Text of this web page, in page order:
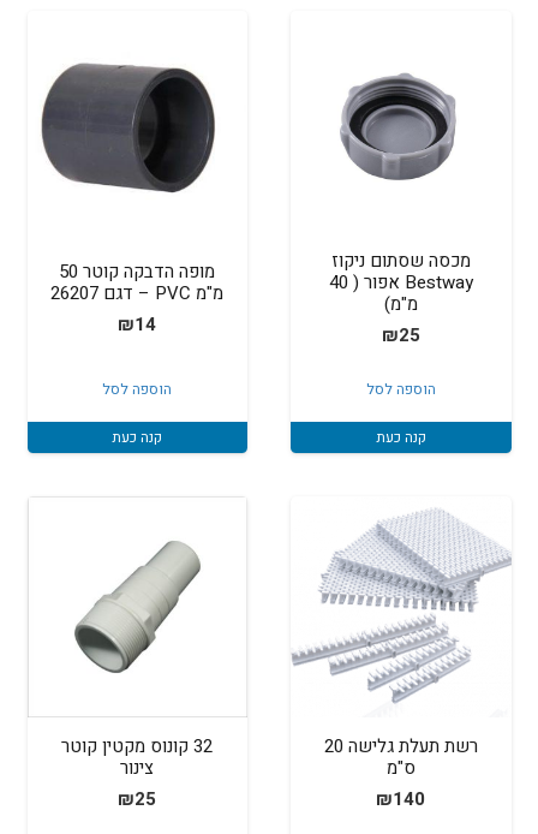
מכסה שסתום ניקוז
Bestway אפור ( 40
מ"מ)
₪25
הוספה לסל
קנה כעת
מופה הדבקה קוטר 50
מ"מ PVC – דגם 26207
₪14
הוספה לסל
קנה כעת
רשת תעלת גלישה 20
ס"מ
₪140
32 קונוס מקטין קוטר
צינור
₪25